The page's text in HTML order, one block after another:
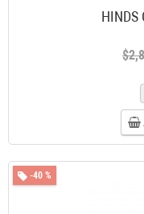
HINDS
-40 %